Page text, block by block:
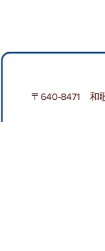
〒640-8471 和